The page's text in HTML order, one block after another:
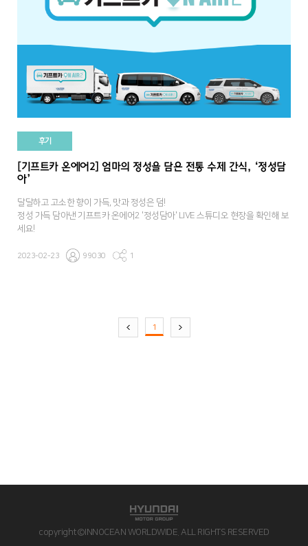
후기
[기프트카 온에어2] 엄마의 정성을 담은 전통 수제 간식, ‘정성담
아’
달달하고 고소한 향이 가득, 맛과 정성은 덤!
정성 가득 담아낸 기프트카 온에어2 '정성담아' LIVE 스튜디오 현장을 확인해 보
세요!
2023-02-23 99030 1
1
copyright©INNOCEAN WORLDWIDE. ALL RIGHTS RESERVED